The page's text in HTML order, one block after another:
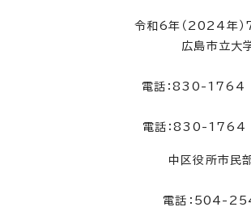
令和6年（2024年）
広島市立大
電話：830-1764
電話：830-
中区役所市民
電話：504-